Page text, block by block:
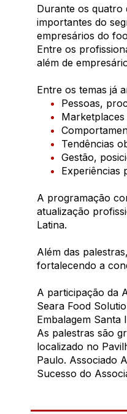
Durante os quatro
importantes do
empresários do
Entre os
além de
Entre os temas já
Pessoas,
Tendências
Gestão,
Experiências
A programação
atualização
Latina.
Além das
fortalecendo a
A participação da
Seara Food
Embalagem Santa
As palestras são
localizado no
Paulo. Associado
Sucesso do